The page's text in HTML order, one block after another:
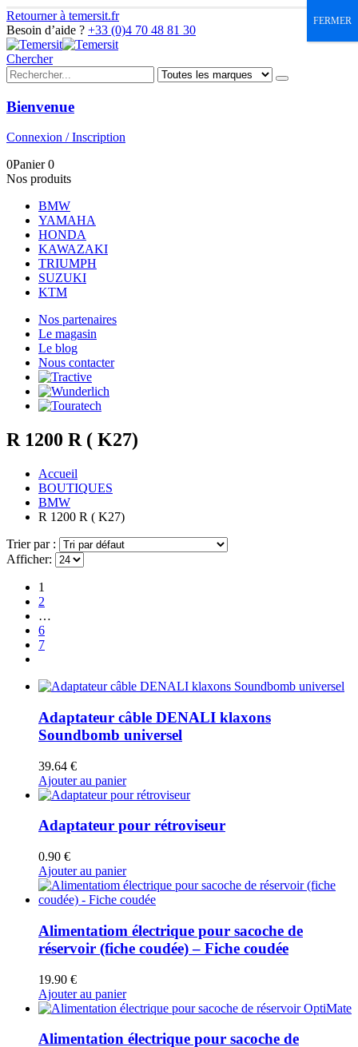
Retourner à temersit.fr
Besoin d’aide ? +33 (0)4 70 48 81 30
Chercher
Bienvenue
Connexion / Inscription
0Panier0
Nos produits
BMW
YAMAHA
HONDA
KAWAZAKI
TRIUMPH
SUZUKI
KTM
Nos partenaires
Le magasin
Le blog
Nous contacter
R 1200 R ( K27)
Accueil
BOUTIQUES
BMW
R 1200 R ( K27)
Trier par :
Afficher:
1
2
…
6
7
Adaptateur câble DENALI klaxons
Soundbomb universel
39.64 €
Ajouter au panier
Adaptateur pour rétroviseur
0.90 €
Ajouter au panier
Alimentatiom électrique pour sacoche de
réservoir (fiche coudée) – Fiche coudée
19.90 €
Ajouter au panier
Alimentation électrique pour sacoche de
FERMER